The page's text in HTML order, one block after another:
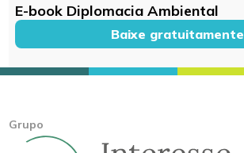
E-book Diplomacia Ambiental
Baixe gratuitamente
Grupo